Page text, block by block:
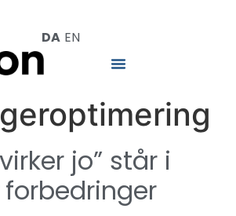
DA EN
jo” står i